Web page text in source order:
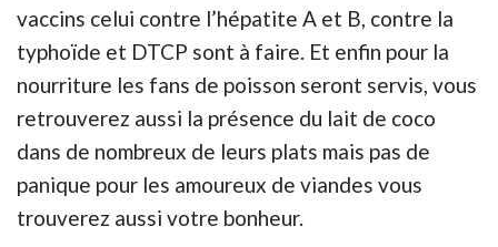
vaccins celui contre l’hépatite A et B, contre la
typhoïde et DTCP sont à faire. Et enfin pour la
nourriture les fans de poisson seront servis, vous
retrouverez aussi la présence du lait de coco
dans de nombreux de leurs plats mais pas de
panique pour les amoureux de viandes vous
trouverez aussi votre bonheur.